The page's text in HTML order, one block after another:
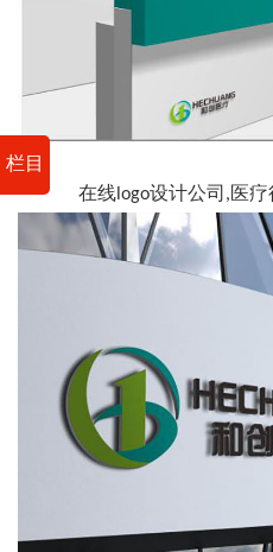
栏目
在线logo设计公司,医